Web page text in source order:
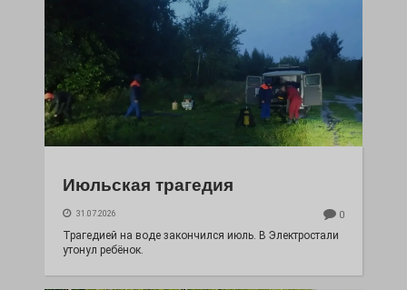
Июльская трагедия
31.07.2026 0
Трагедией на воде закончился июль. В Электростали
утонул ребёнок.